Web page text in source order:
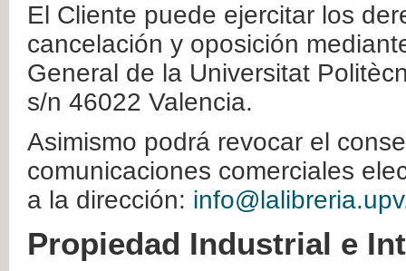
El Cliente puede ejercitar los
cancelación y oposición
General de la Universitat
s/n 46022 Valencia.
Asimismo podrá revocar el
comunicaciones comerciales
a la dirección:
Propiedad Industrial e